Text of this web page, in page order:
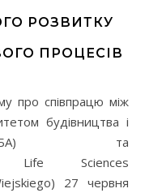
РОЗВИТКУ
ПРОЦЕСІВ
будівництва і
та
Sciences
27 червня